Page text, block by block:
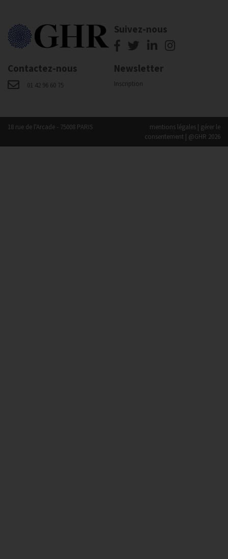
Suivez-nous
Contactez-nous
01 42 96 60 75
Newsletter
Inscription
18 rue de l'Arcade - 75008 PARIS mentions légales | gérer le
consentement | @GHR 2026